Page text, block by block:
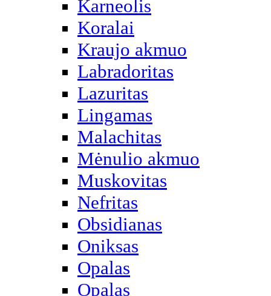
Karneolis
Koralai
Kraujo akmuo
Labradoritas
Lazuritas
Lingamas
Malachitas
Mėnulio akmuo
Muskovitas
Nefritas
Obsidianas
Oniksas
Opalas
Opalas